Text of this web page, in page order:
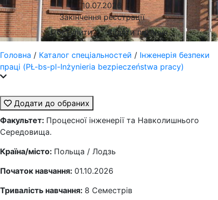
10.07.2026
Закінчення реєстрації
Поступити
Задати питання
Головна / Каталог спеціальностей / Інженерія безпеки
праці (PŁ-bs-pl-Inżynieria bezpieczeństwa pracy)
Додати до обраних
Факультет: Процесної інженерії та Навколишнього
Середовища.
Країна/місто: Польща / Лодзь
Початок навчання: 01.10.2026
Тривалість навчання: 8 Семестрів